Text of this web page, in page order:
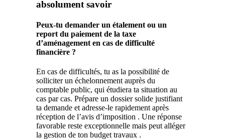
absolument savoir
Peux-tu demander un étalement ou un
report du paiement de la taxe
d’aménagement en cas de difficulté
financière ?
En cas de difficultés, tu as la possibilité de
solliciter un échelonnement auprès du
comptable public, qui étudiera ta situation au
cas par cas. Prépare un dossier solide justifiant
ta demande et adresse-le rapidement après
réception de l’avis d’imposition . Une réponse
favorable reste exceptionnelle mais peut alléger
la gestion de ton budget travaux .